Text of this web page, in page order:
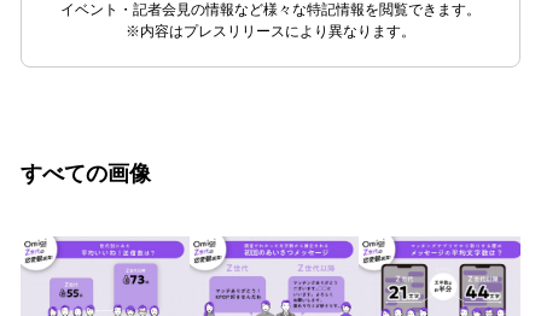
イベント・記者会見の情報など様々な特記情報を閲覧できます。
※内容はプレスリリースにより異なります。
すべての画像